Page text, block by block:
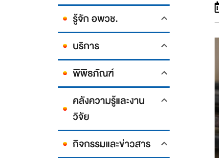
รู้จัก อพวช.
บริการ
พิพิธภัณฑ์
คลังความรู้และงาน
วิจัย
กิจกรรมและข่าวสาร